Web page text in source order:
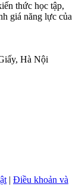
thức học tập,
giá năng lực của
Hà Nội
| Điều khoản và